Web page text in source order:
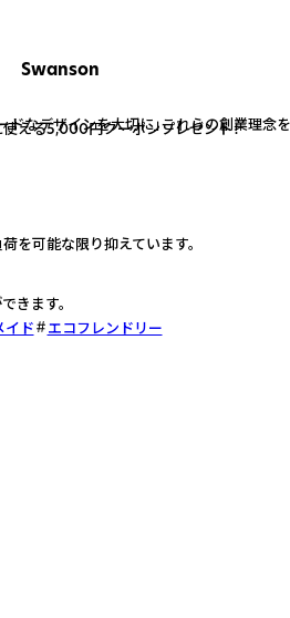
Swanson
なデザインを大切に」――これらの創業理念
を可能な限り抑えています。
きます。
イド エコフレンドリー
える5,000円クーポンプレゼント！